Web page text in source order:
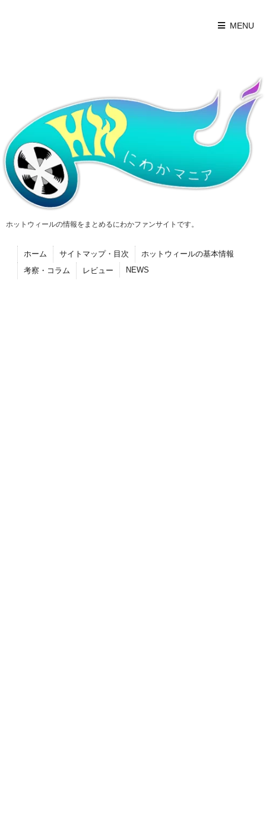
MENU
ホットウィールの情報をまとめるにわかファンサイトです。
ホーム サイトマップ・目次
ホットウィールの基本情報
考察・コラム
レビュー NEWS